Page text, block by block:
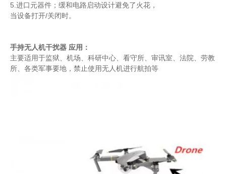
5.进口元器件；缓和电路启动设计避免了火花，
当设备打开/关闭时。
手持无人机干扰器 应用：
主要适用于监狱、机场、科研中心、看守所、审讯室、法院、劳教
所、各类军事要地，禁止使用无人机进行航拍等